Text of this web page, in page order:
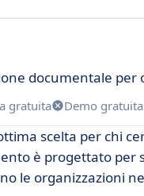
documentale per
gratuita Demo gratuita
scelta per chi
è progettato
le organizzazioni